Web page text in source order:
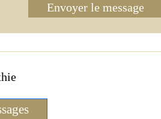
Envoyer le message